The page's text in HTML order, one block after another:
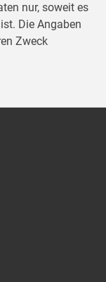
nur, soweit es
Die Angaben
Zweck